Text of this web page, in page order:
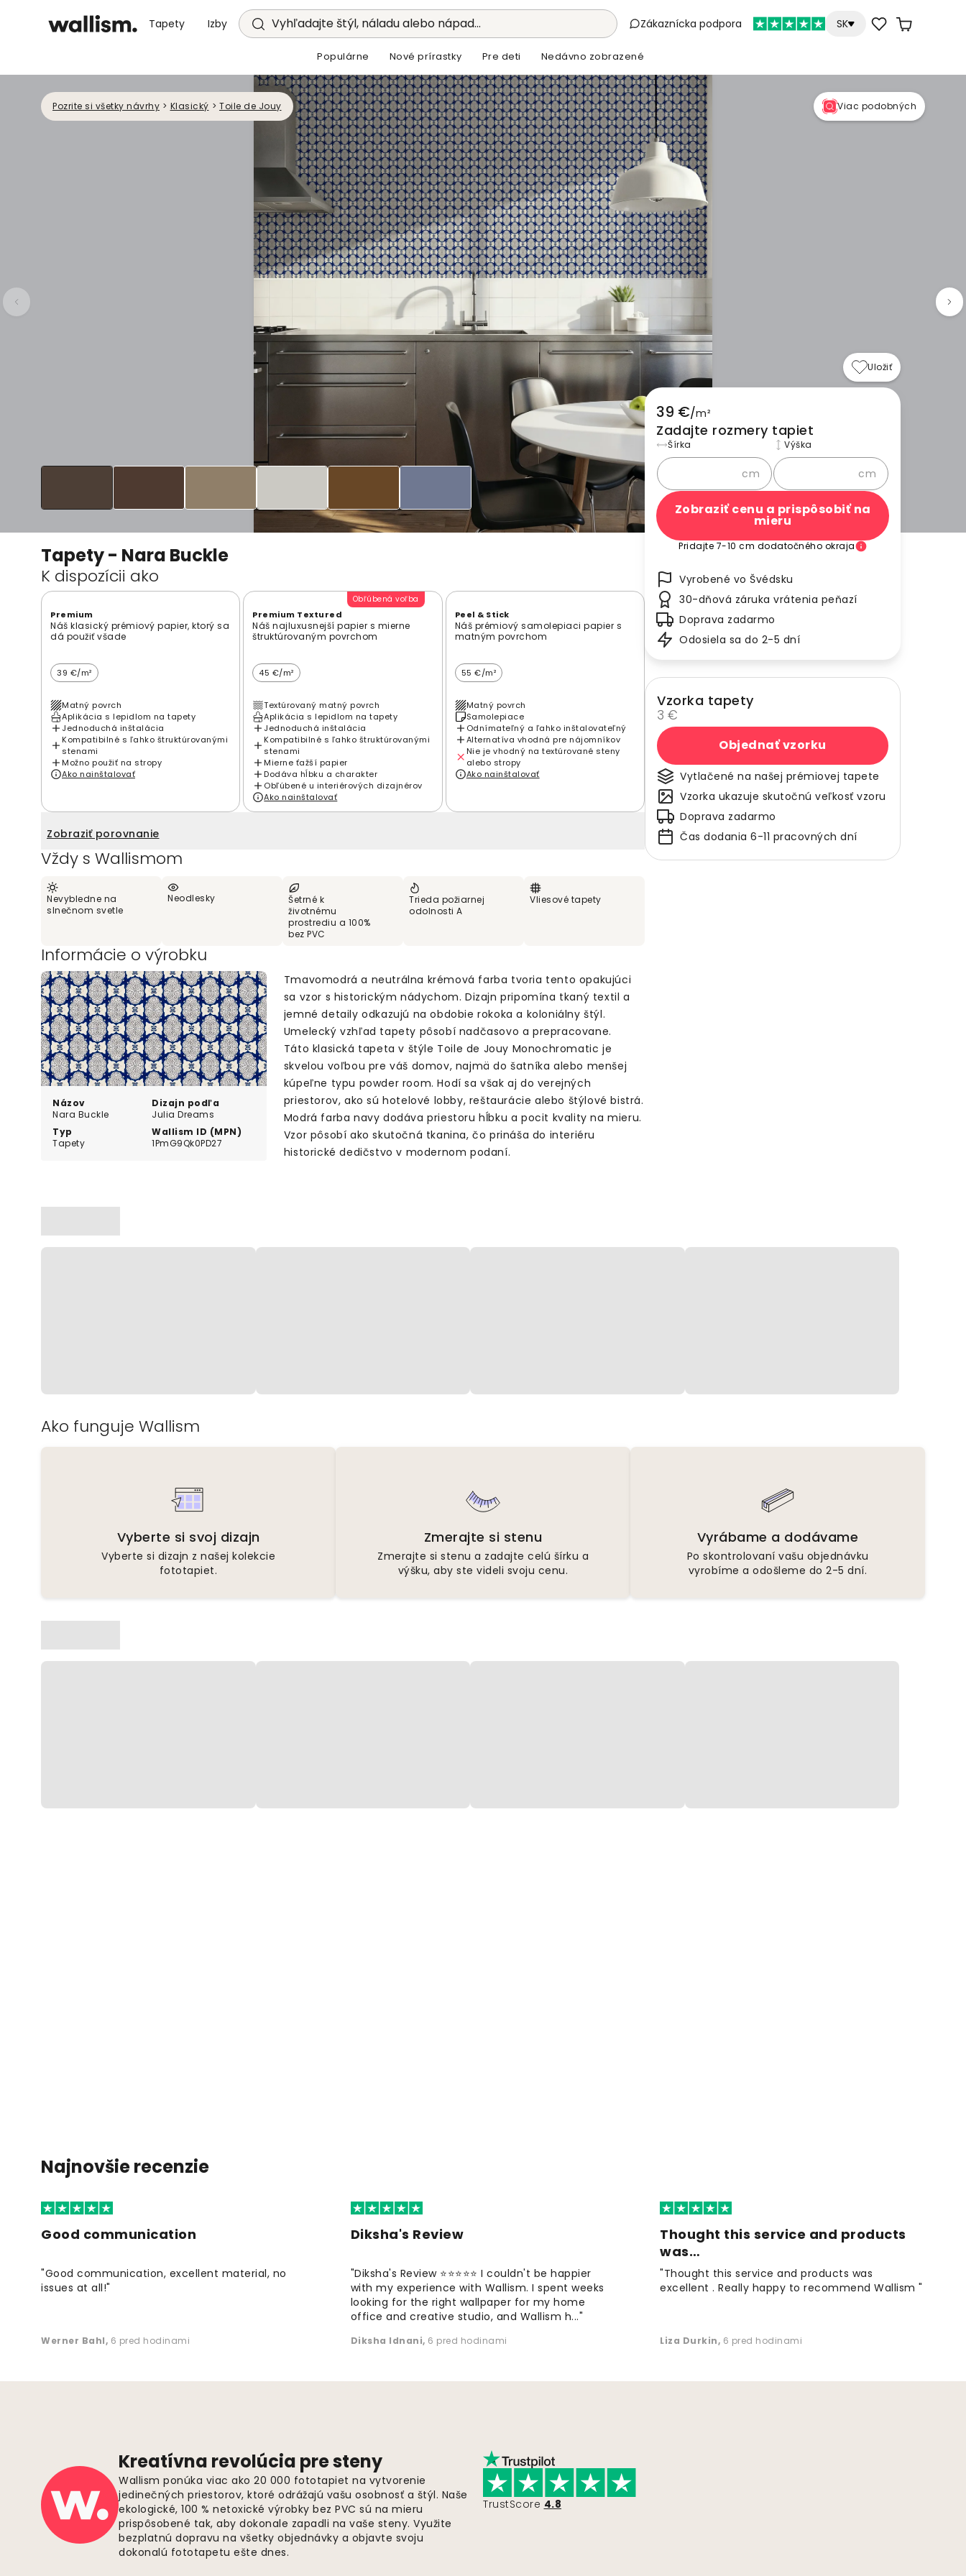
Tapety Izby Vyhľadajte štýl, náladu alebo nápad... Zákaznícka podpora SK
Populárne Nové prírastky Pre deti Nedávno zobrazené
Pozrite si všetky návrhy > Klasický > Toile de Jouy Viac podobných
Tapety - Nara Buckle
K dispozícii ako
Premium
Náš klasický prémiový papier, ktorý sa
dá použiť všade
39 €/m²
Matný povrch
Aplikácia s lepidlom na tapety
Jednoduchá inštalácia
Kompatibilné s ľahko štruktúrovanými
stenami
Možno použiť na stropy
Ako nainštalovať
Obľúbená voľba
Premium Textured
Náš najluxusnejší papier s mierne
štruktúrovaným povrchom
45 €/m²
Textúrovaný matný povrch
Aplikácia s lepidlom na tapety
Jednoduchá inštalácia
Kompatibilné s ľahko štruktúrovanými
stenami
Mierne ťažší papier
Dodáva hĺbku a charakter
Obľúbené u interiérových dizajnérov
Ako nainštalovať
Peel & Stick
Náš prémiový samolepiaci papier s
matným povrchom
55 €/m²
Matný povrch
Samolepiace
Odnímateľný a ľahko inštalovateľný
Alternatíva vhodná pre nájomníkov
Nie je vhodný na textúrované steny
alebo stropy
Ako nainštalovať
Zobraziť porovnanie
Vždy s Wallismom
Nevybledne na
slnečnom svetle
Neodlesky
Šetrné k
životnému
prostrediu a 100%
bez PVC
Trieda požiarnej
odolnosti A
Vliesové tapety
Informácie o výrobku
Názov
Nara Buckle
Dizajn podľa
Julia Dreams
Typ
Tapety
Wallism ID (MPN)
1PmG9Qk0PD27
Tmavomodrá a neutrálna krémová farba tvoria tento opakujúci
sa vzor s historickým nádychom. Dizajn pripomína tkaný textil a
jemné detaily odkazujú na obdobie rokoka a koloniálny štýl.
Umelecký vzhľad tapety pôsobí nadčasovo a prepracovane.
Táto klasická tapeta v štýle Toile de Jouy Monochromatic je
skvelou voľbou pre váš domov, najmä do šatníka alebo menšej
kúpeľne typu powder room. Hodí sa však aj do verejných
priestorov, ako sú hotelové lobby, reštaurácie alebo štýlové bistrá.
Modrá farba navy dodáva priestoru hĺbku a pocit kvality na mieru.
Vzor pôsobí ako skutočná tkanina, čo prináša do interiéru
historické dedičstvo v modernom podaní.
Uložiť
39 €/m²
Zadajte rozmery tapiet
Šírka
cm
Výška
cm
Zobraziť cenu a prispôsobiť na
mieru
Pridajte 7-10 cm dodatočného okraja
Vyrobené vo Švédsku
30-dňová záruka vrátenia peňazí
Doprava zadarmo
Odosiela sa do 2-5 dní
Vzorka tapety
3 €
Objednať vzorku
Vytlačené na našej prémiovej tapete
Vzorka ukazuje skutočnú veľkosť vzoru
Doprava zadarmo
Čas dodania 6-11 pracovných dní
Ako funguje Wallism
Vyberte si svoj dizajn
Vyberte si dizajn z našej kolekcie
fototapiet.
Zmerajte si stenu
Zmerajte si stenu a zadajte celú šírku a
výšku, aby ste videli svoju cenu.
Vyrábame a dodávame
Po skontrolovaní vašu objednávku
vyrobíme a odošleme do 2-5 dní.
Najnovšie recenzie
Good communication
"Good communication, excellent material, no
issues at all!"
Werner Bahl, 6 pred hodinami
Diksha's Review
"Diksha's Review ⭐⭐⭐⭐⭐ I couldn't be happier
with my experience with Wallism. I spent weeks
looking for the right wallpaper for my home
office and creative studio, and Wallism h..."
Diksha Idnani, 6 pred hodinami
Thought this service and products
was…
"Thought this service and products was
excellent . Really happy to recommend Wallism "
Liza Durkin, 6 pred hodinami
Kreatívna revolúcia pre steny
Wallism ponúka viac ako 20 000 fototapiet na vytvorenie
jedinečných priestorov, ktoré odrážajú vašu osobnosť a štýl. Naše
ekologické, 100 % netoxické výrobky bez PVC sú na mieru
prispôsobené tak, aby dokonale zapadli na vaše steny. Využite
bezplatnú dopravu na všetky objednávky a objavte svoju
dokonalú fototapetu ešte dnes.
TrustScore 4.8